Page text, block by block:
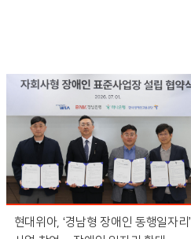
현대위아, ‘경남형 장애인 동행일자리’